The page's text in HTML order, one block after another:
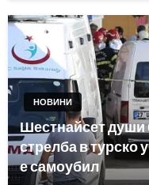
НОВИНИ
Шестнайсет души
стрелба в турско
е самоубил